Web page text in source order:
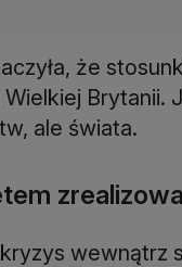
że
Brytanii.
ale świata.
wewnątrz